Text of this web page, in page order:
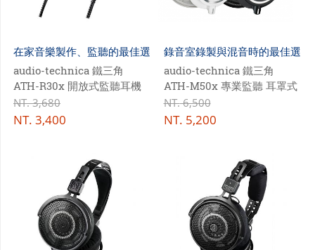
在家音樂製作、監聽的最佳選
audio-technica 鐵三角
ATH-R30x 開放式監聽耳機
NT.3,680
NT. 3,400
錄音室錄製與混音時的最佳選
audio-technica 鐵三角
ATH-M50x 專業監聽 耳罩式
耳機
NT.6,500
NT. 5,200